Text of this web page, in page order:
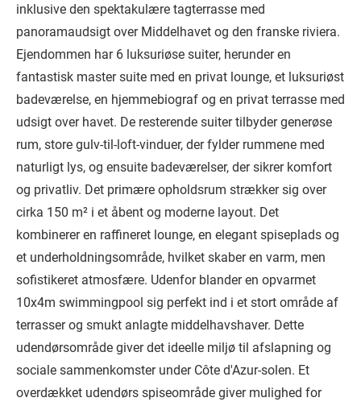
inklusive den spektakulære tagterrasse med
panoramaudsigt over Middelhavet og den franske riviera.
Ejendommen har 6 luksuriøse suiter, herunder en
fantastisk master suite med en privat lounge, et luksuriøst
badeværelse, en hjemmebiograf og en privat terrasse med
udsigt over havet. De resterende suiter tilbyder generøse
rum, store gulv-til-loft-vinduer, der fylder rummene med
naturligt lys, og ensuite badeværelser, der sikrer komfort
og privatliv. Det primære opholdsrum strækker sig over
cirka 150 m² i et åbent og moderne layout. Det
kombinerer en raffineret lounge, en elegant spiseplads og
et underholdningsområde, hvilket skaber en varm, men
sofistikeret atmosfære. Udenfor blander en opvarmet
10x4m swimmingpool sig perfekt ind i et stort område af
terrasser og smukt anlagte middelhavshaver. Dette
udendørsområde giver det ideelle miljø til afslapning og
sociale sammenkomster under Côte d'Azur-solen. Et
overdækket udendørs spiseområde giver mulighed for